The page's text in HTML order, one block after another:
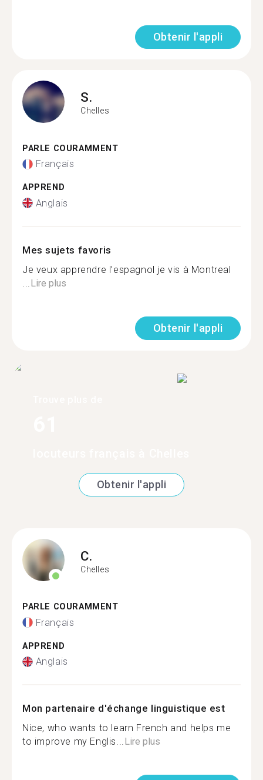
Obtenir l'appli
S.
Chelles
PARLE COURAMMENT
Français
APPREND
Anglais
Mes sujets favoris
Je veux apprendre l’espagnol je vis à Montreal
Lire plus
Obtenir l'appli
Obtenir l'appli
C.
Chelles
PARLE COURAMMENT
Français
APPREND
Anglais
Mon partenaire d'échange linguistique est
Nice, who wants to learn French and helps me
to improve my Englis...Lire plus